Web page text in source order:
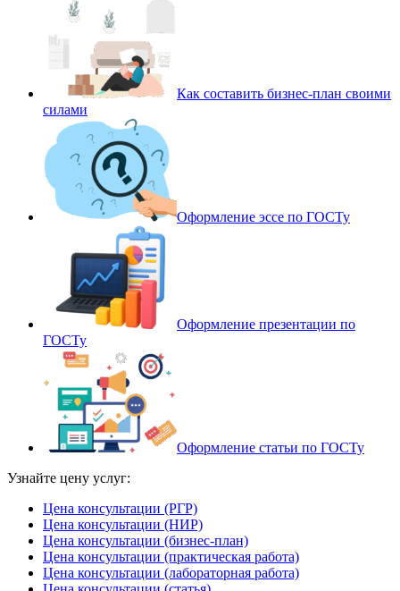
Как составить бизнес-план своими
силами
Оформление эссе по ГОСТу
Оформление презентации по
ГОСТу
Оформление статьи по ГОСТу
Узнайте цену услуг:
Цена консультации (РГР)
Цена консультации (НИР)
Цена консультации (бизнес-план)
Цена консультации (практическая работа)
Цена консультации (лабораторная работа)